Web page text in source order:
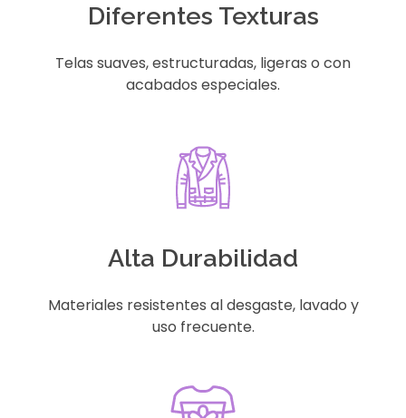
Diferentes Texturas
Telas suaves, estructuradas, ligeras o con
acabados especiales.
Alta Durabilidad
Materiales resistentes al desgaste, lavado y
uso frecuente.